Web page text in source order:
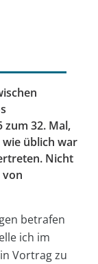
zum 32. Mal,
wie üblich war
Nicht
von
betrafen
ich im
Vortrag zu